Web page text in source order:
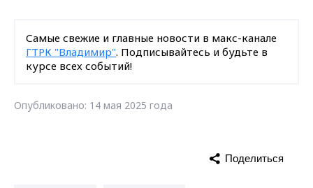
Самые свежие и главные новости в макс-канале
ГТРК "Владимир". Подписывайтесь и будьте в
курсе всех событий!
Опубликовано: 14 мая 2025 года
Поделиться